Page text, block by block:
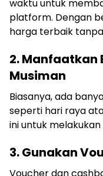
waktu untuk
platform. Dengan
harga terbaik
2. Manfaatkan
Musiman
Biasanya, ada
seperti hari raya
ini untuk
3. Gunakan